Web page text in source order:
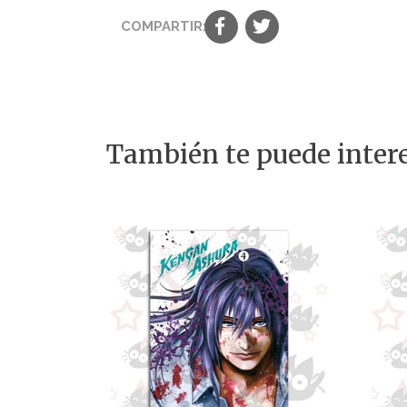
COMPARTIR:
También te puede